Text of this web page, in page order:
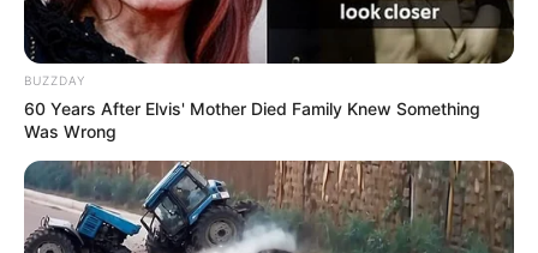
BUZZDAY
60 Years After Elvis' Mother Died Family Knew Something
Was Wrong